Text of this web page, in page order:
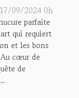
lampe
pour
09/2024 0h
parfaite
qui requiert
et les bons
cœur de
de